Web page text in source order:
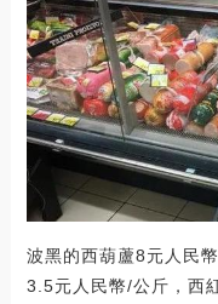
波黑的西葫蘆8元人民
3.5元人民幣/公斤，西